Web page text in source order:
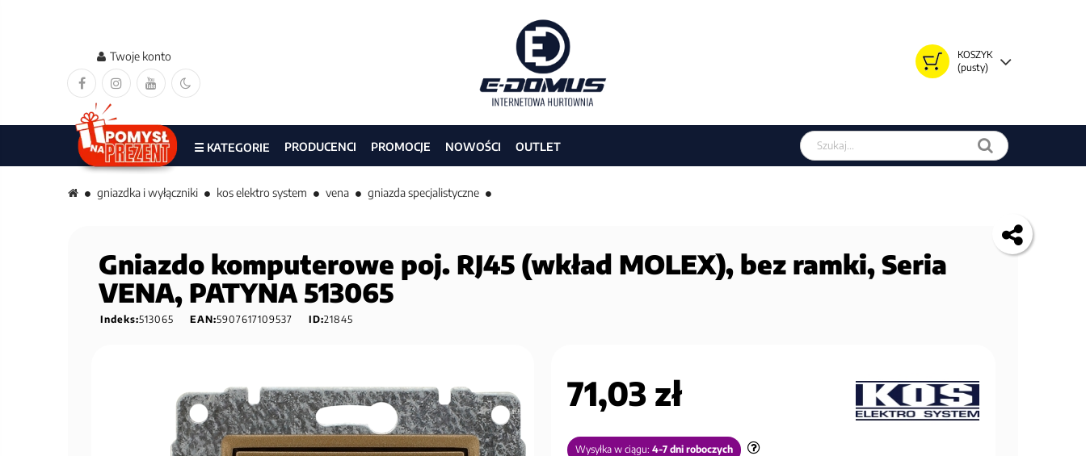
KOSZYK
(pusty)
Twoje konto
Szukaj w sklepie
☰ KATEGORIE PRODUCENCI PROMOCJE NOWOŚCI OUTLET
gniazdka i wyłączniki kos elektro system vena gniazda specjalistyczne
Gniazdo komputerowe poj. RJ45 (wkład MOLEX), bez ramki, Seria
VENA, PATYNA 513065
Indeks:513065 EAN:5907617109537 ID:21845
71,03 zł
Wysyłka w ciągu: 4-7 dni roboczych